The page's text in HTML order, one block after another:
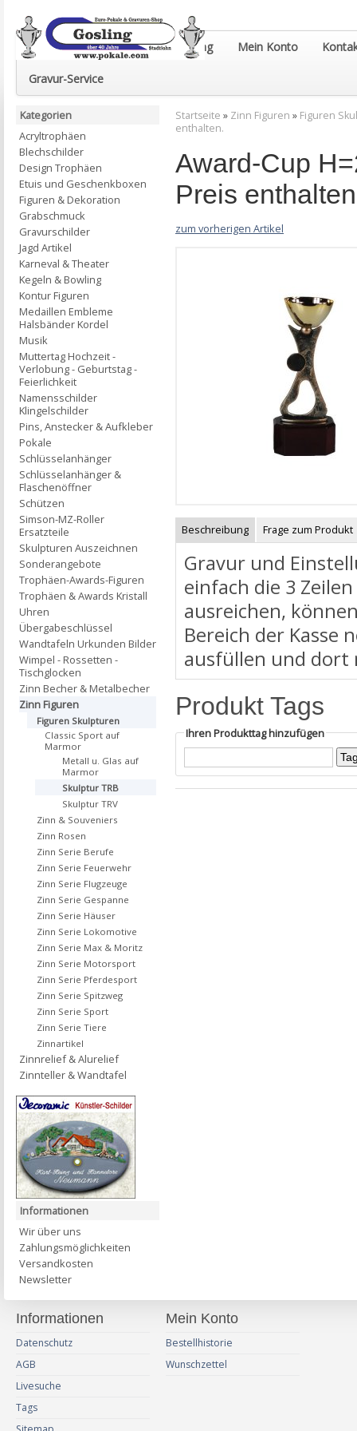
Euro-Pokale & Gravur-Shop Gosling Mein Konto
Gravur-Service
Startseite » Zinn Figuren » Figuren
enthalten.
Award-Cup
Preis
zum vorherigen Artikel
Beschreibung Frage zum Produkt
Gravur und
einfach die 3
ausreichen,
Bereich der Kasse
ausfüllen und dort
Produkt Tags
Ihren Produkttag hinzufügen
Kategorien
Acryltrophäen
Blechschilder
Design Trophäen
Etuis und Geschenkboxen
Figuren & Dekoration
Grabschmuck
Gravurschilder
Jagd Artikel
Karneval & Theater
Kegeln & Bowling
Kontur Figuren
Medaillen Embleme
Halsbänder Kordel
Musik
Muttertag Hochzeit -
Verlobung - Geburtstag -
Feierlichkeit
Namensschilder
Klingelschilder
Pins, Anstecker & Aufkleber
Pokale
Schlüsselanhänger
Schlüsselanhänger &
Flaschenöffner
Schützen
Simson-MZ-Roller
Ersatzteile
Skulpturen Auszeichnen
Sonderangebote
Trophäen-Awards-Figuren
Trophäen & Awards Kristall
Uhren
Übergabeschlüssel
Wandtafeln Urkunden Bilder
Wimpel - Rossetten -
Tischglocken
Zinn Becher & Metalbecher
Zinn Figuren
Figuren Skulpturen
Classic Sport auf
Marmor
Metall u. Glas auf
Marmor
Skulptur TRB
Skulptur TRV
Zinn & Souveniers
Zinn Rosen
Zinn Serie Berufe
Zinn Serie Feuerwehr
Zinn Serie Flugzeuge
Zinn Serie Gespanne
Zinn Serie Häuser
Zinn Serie Lokomotive
Zinn Serie Max & Moritz
Zinn Serie Motorsport
Zinn Serie Pferdesport
Zinn Serie Spitzweg
Zinn Serie Sport
Zinn Serie Tiere
Zinnartikel
Zinnrelief & Alurelief
Zinnteller & Wandtafel
Informationen
Wir über uns
Zahlungsmöglichkeiten
Versandkosten
Newsletter
Informationen
Datenschutz
AGB
Livesuche
Tags
Mein Konto
Bestellhistorie
Wunschzettel